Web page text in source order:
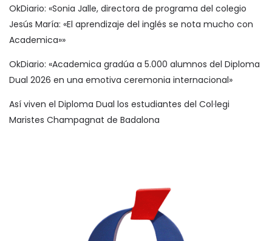
OkDiario: «Sonia Jalle, directora de programa del colegio
Jesús María: «El aprendizaje del inglés se nota mucho con
Academica»»
OkDiario: «Academica gradúa a 5.000 alumnos del Diploma
Dual 2026 en una emotiva ceremonia internacional»
Así viven el Diploma Dual los estudiantes del Col·legi
Maristes Champagnat de Badalona